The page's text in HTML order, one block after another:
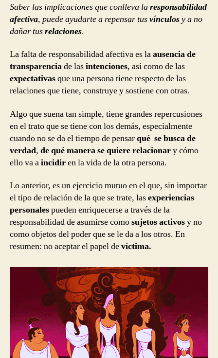
Saber las implicaciones que conlleva laresponsabilidad
afectiva, puede ayudarte a repensar tusvínculosy a no
dañar tusrelaciones.
La falta de responsabilidad afectiva es laausencia de
transparenciade lasintenciones, así como de las
expectativasque una persona tiene respecto de las
relaciones que tiene, construye y sostiene con otras.
Algo que suena tan simple, tiene grandes repercusiones
en el trato que se tiene con los demás, especialmente
cuando no se da el tiempo de pensarqué se busca de
verdad, de qué manera se quiere relacionary cómo
ello va aincidiren la vida de la otra persona.
Lo anterior, es un ejercicio mutuo en el que, sin importar
el tipo de relación de la que se trate, lasexperiencias
personalespueden enriquecerse a través de la
responsabilidad de asumirse comosujetos activosy no
como objetos del poder que se le da a los otros. En
resumen: no aceptar el papel devíctima.